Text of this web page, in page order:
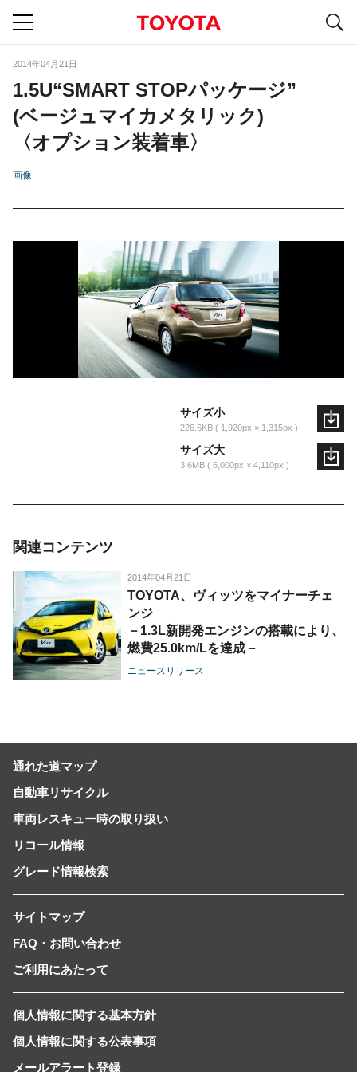
2014年04月21日
1.5U“SMART STOPパッケージ”
(ベージュマイカメタリック)
〈オプション装着車〉
画像
サイズ小
226.6KB 1,920px × 1,315px
サイズ大
3.6MB 6,000px × 4,110px
関連コンテンツ
2014年04月21日
TOYOTA、ヴィッツをマイナーチェ
ンジ
－1.3L新開発エンジンの搭載により、
燃費25.0km/Lを達成－
ニュースリリース
通れた道マップ
自動車リサイクル
車両レスキュー時の取り扱い
リコール情報
グレード情報検索
サイトマップ
FAQ・お問い合わせ
ご利用にあたって
個人情報に関する基本方針
個人情報に関する公表事項
メールアラート登録